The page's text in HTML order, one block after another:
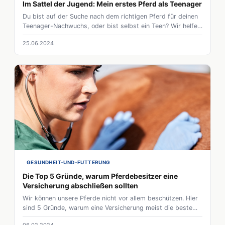
Im Sattel der Jugend: Mein erstes Pferd als Teenager
Du bist auf der Suche nach dem richtigen Pferd für deinen
Teenager-Nachwuchs, oder bist selbst ein Teen? Wir helfen
weiter.
25.06.2024
GESUNDHEIT-UND-FUTTERUNG
Die Top 5 Gründe, warum Pferdebesitzer eine
Versicherung abschließen sollten
Wir können unsere Pferde nicht vor allem beschützen. Hier
sind 5 Gründe, warum eine Versicherung meist die beste
Option ist.